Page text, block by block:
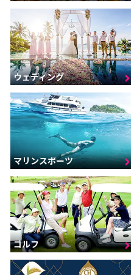
ウェディング
マリンスポーツ
ゴルフ